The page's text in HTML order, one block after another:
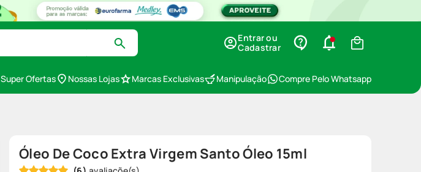
Entrar ou
Cadastrar
Super Ofertas Nossas Lojas Marcas Exclusivas Manipulação Compre Pelo Whatsapp
Óleo De Coco Extra Virgem Santo Óleo 15ml